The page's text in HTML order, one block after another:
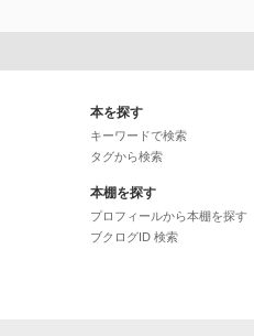
本を探す
キーワードで検索
タグから検索
本棚を探す
プロフィールから本棚を探す
ブクログID 検索